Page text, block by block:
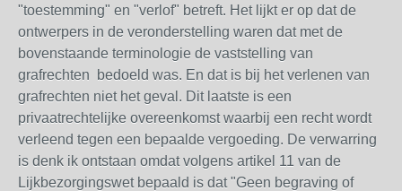
"toestemming" en "verlof" betreft. Het lijkt er op dat de
ontwerpers in de veronderstelling waren dat met de
bovenstaande terminologie de vaststelling van
grafrechten bedoeld was. En dat is bij het verlenen van
grafrechten niet het geval. Dit laatste is een
privaatrechtelijke overeenkomst waarbij een recht wordt
verleend tegen een bepaalde vergoeding. De verwarring
is denk ik ontstaan omdat volgens artikel 11 van de
Lijkbezorgingswet bepaald is dat "Geen begraving of